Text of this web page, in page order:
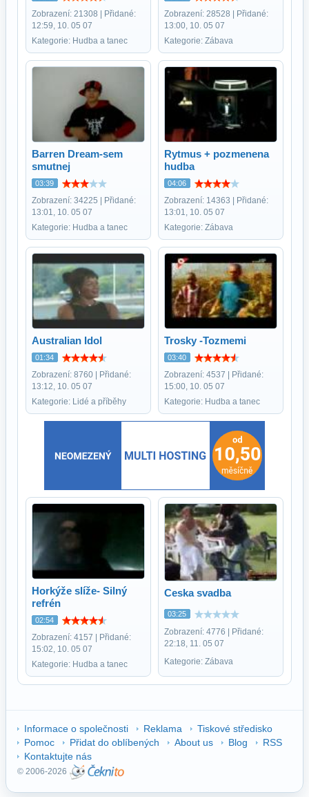
Zobrazení: 21308 | Přidané:
12:59, 10. 05 07
Kategorie: Hudba a tanec
Zobrazení: 28528 | Přidané:
13:00, 10. 05 07
Kategorie: Zábava
Barren Dream-sem
smutnej
03:39
Zobrazení: 34225 | Přidané:
13:01, 10. 05 07
Kategorie: Hudba a tanec
Rytmus + pozmenena
hudba
04:06
Zobrazení: 14363 | Přidané:
13:01, 10. 05 07
Kategorie: Zábava
Australian Idol
01:34
Zobrazení: 8760 | Přidané:
13:12, 10. 05 07
Kategorie: Lidé a příběhy
Trosky -Tozmemi
03:40
Zobrazení: 4537 | Přidané:
15:00, 10. 05 07
Kategorie: Hudba a tanec
Horkýže slíže- Silný
refrén
02:54
Zobrazení: 4157 | Přidané:
15:02, 10. 05 07
Kategorie: Hudba a tanec
Ceska svadba
03:25
Zobrazení: 4776 | Přidané:
22:18, 11. 05 07
Kategorie: Zábava
Informace o společnosti Reklama
Tiskové středisko
Pomoc
Přidat do oblíbených About us Blog
RSS
Kontaktujte nás
© 2006-2026